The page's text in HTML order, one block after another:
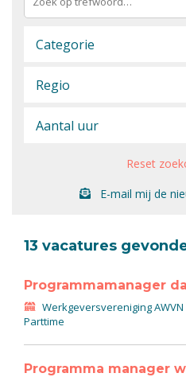
Categorie
Regio
Aantal uur
Reset
E-mail mij de
13 vacatures
Programmamanager
Werkgeversvereniging AWVN
Parttime
Programma manager